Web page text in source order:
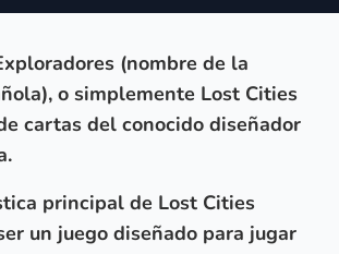
(nombre de la
o simplemente Lost Cities
cartas del conocido diseñador
principal de Lost Cities
un juego diseñado para jugar